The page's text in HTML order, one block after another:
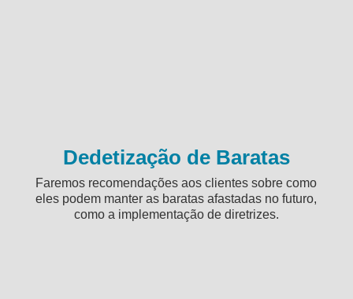
Dedetização de Baratas
Faremos recomendações aos clientes sobre como
eles podem manter as baratas afastadas no futuro,
como a implementação de diretrizes.